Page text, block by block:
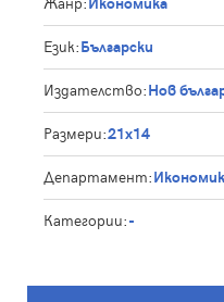
Език:Български
Издателство:Нов
Размери:21x14
Департамент:
Категории:-